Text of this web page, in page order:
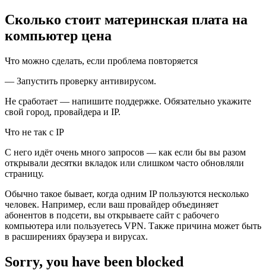
Сколько стоит материнская плата на
компьютер цена
Что можно сделать, если проблема повторяется
— Запустить проверку антивирусом.
Не сработает — напишите поддержке. Обязательно укажите
свой город, провайдера и IP.
Что не так с IP
С него идёт очень много запросов — как если бы вы разом
открывали десятки вкладок или слишком часто обновляли
страницу.
Обычно такое бывает, когда одним IP пользуются несколько
человек. Например, если ваш провайдер объединяет
абонентов в подсети, вы открываете сайт с рабочего
компьютера или пользуетесь VPN. Также причина может быть
в расширениях браузера и вирусах.
Sorry, you have been blocked